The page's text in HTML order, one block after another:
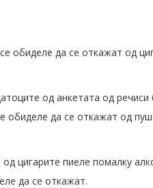
обиделе да се откажат од
од анкетата од речиси
обиделе да се откажат од
цигарите пиеле помалку
да се откажат.